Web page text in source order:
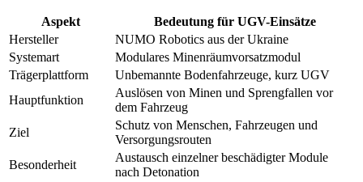
Aspekt
Bedeutung für UGV-Einsätze
Hersteller
NUMO Robotics aus der Ukraine
Systemart
Modulares Minenräumvorsatzmodul
Trägerplattform
Unbemannte Bodenfahrzeuge, kurz UGV
Hauptfunktion
Auslösen von Minen und Sprengfallen vor
dem Fahrzeug
Ziel
Schutz von Menschen, Fahrzeugen und
Versorgungsrouten
Besonderheit
Austausch einzelner beschädigter Module
nach Detonation